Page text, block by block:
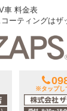
車 料金表
ーティングはザ
※タップし